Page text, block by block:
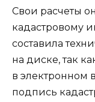
Свои расчеты
кадастровому
составила
на диске, так
в электронном
подпись